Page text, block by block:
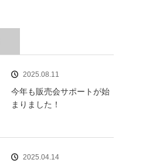
2025.08.11
今年も販売会サポートが始
まりました！
2025.04.14